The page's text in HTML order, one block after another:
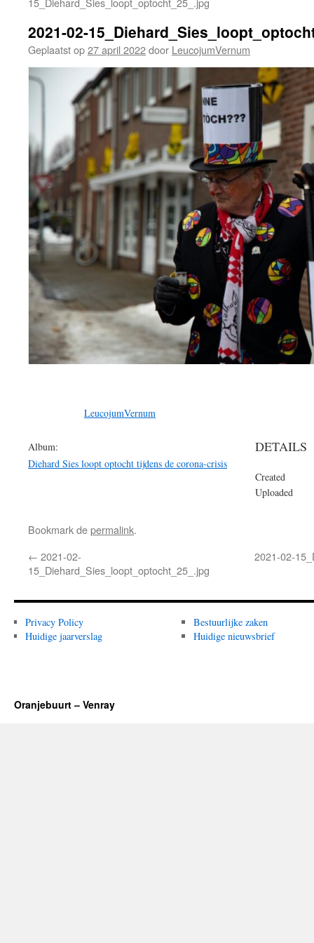
2021-02-
Geplaatst op27 april 2022door LeucojumVernum
LeucojumVernum
Album:
Diehard Sies loopt optocht tijdens de corona-crisis
DETAILS
Created
Uploaded
Bookmark depermalink.
← 2021-02-
15_Diehard_Sies_loopt_optocht_25_.jpg
2021-02-
Privacy Policy
Huidige jaarverslag
Bestuurlijke zaken
Huidige nieuwsbrief
Oranjebuurt – Venray